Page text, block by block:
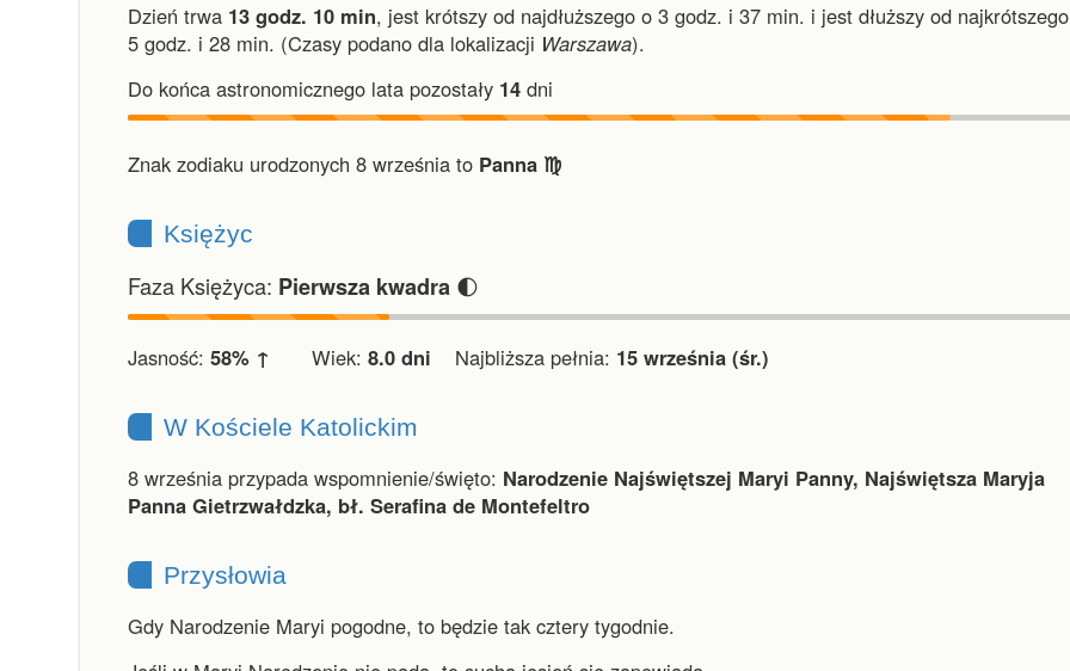
Dzień trwa 13 godz. 10 min, jest krótszy od najdłuższego o 3 godz. i 37 min. i jest dłuższy od
5 godz. i 28 min. (Czasy podano dla lokalizacji Warszawa).
Do końca astronomicznego lata pozostały 14 dni
Znak zodiaku urodzonych 8 września to Panna ♍︎
Księżyc
Faza Księżyca: Pierwsza kwadra 🌓
Jasność: 58% ↑ Wiek: 8.0 dni Najbliższa pełnia: 15 września (śr.)
W Kościele Katolickim
8 września przypada wspomnienie/święto: Narodzenie Najświętszej Maryi Panny, Najświętsza Maryja
Panna Gietrzwałdzka, bł. Serafina de Montefeltro
Przysłowia
Gdy Narodzenie Maryi pogodne, to będzie tak cztery tygodnie.